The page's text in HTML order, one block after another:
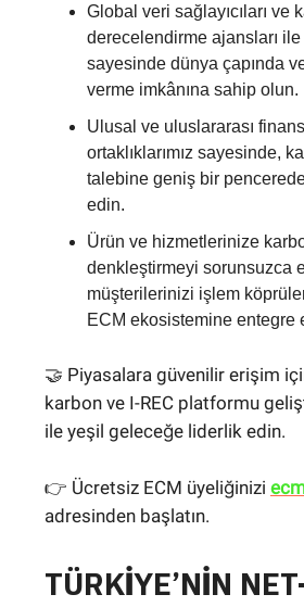
Global veri sağlayıcıları ve
derecelendirme ajansları ile
sayesinde dünya çapında
verme imkânına sahip olun.
Ulusal ve uluslararası
ortaklıklarımız sayesinde,
talebine geniş bir
edin.
Ürün ve hizmetlerinize
denkleştirmeyi sorunsuzca
müşterilerinizi işlem
ECM ekosistemine entegre
🤝 Piyasalara güvenilir erişim
karbon ve I-REC platformu
ile yeşil geleceğe liderlik edin.
👉 Ücretsiz ECM üyeliğinizi
adresinden başlatın.
TÜRKİYE’NİN